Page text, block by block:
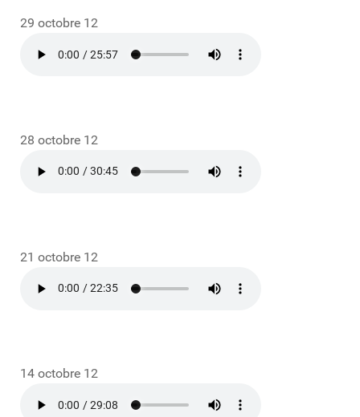
29 octobre 12
28 octobre 12
21 octobre 12
14 octobre 12